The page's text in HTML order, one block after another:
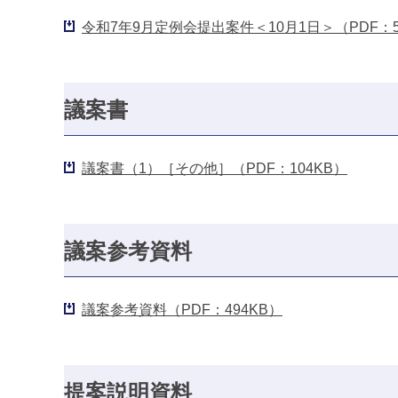
令和7年9月定例会提出案件＜10月1日＞（PDF：
議案書
議案書（1）［その他］（PDF：104KB）
議案参考資料
議案参考資料（PDF：494KB）
提案説明資料